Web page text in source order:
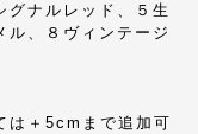
グナルレッド、５生
ル、８ヴィンテージ
は＋5cmまで追加可